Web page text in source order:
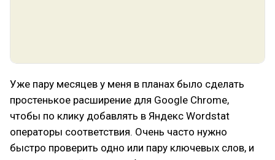
Уже пару месяцев у меня в планах было сделать
простенькое расширение для Google Chrome,
чтобы по клику добавлять в Яндекс Wordstat
операторы соответствия. Очень часто нужно
быстро проверить одно или пару ключевых слов, и